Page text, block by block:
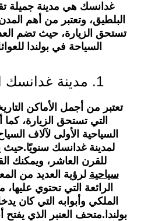
غدانسك هي مدينة جميلة
البلطيق، وتعتبر من أهم المدن
تستحق الزيارة، حيث تضم
السياحة في بولندا
1. مدينة غدانسك القديمة
تعتبر من أجمل الأماكن
التي تستحق الزيارة، كما
السياحية الأولى لآلاف
لمدينة غدانسك سنويًا.حيث
للقرن العاشر، ويمكنك
سياحية لرؤية العديد من
الرائعة التي تحتوي
الملكي وأبوابه التي كان
بولندا.متحف العنبر الذي يفتح